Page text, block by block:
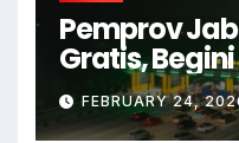
Pemprov
Gratis,
FEBRUARY 24,